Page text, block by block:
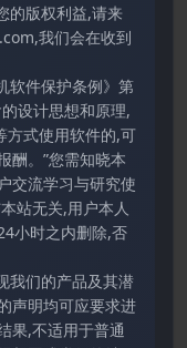
的版权利益,请来
我们会在收到
软件保护条例》第
设计思想和原理,
方式使用软件的,可
酬。”您需知晓本
交流学习与研究使
站无关,用户本人
小时之内删除,否
我们的产品及其潜
声明均可应要求进
果,不适用于普通